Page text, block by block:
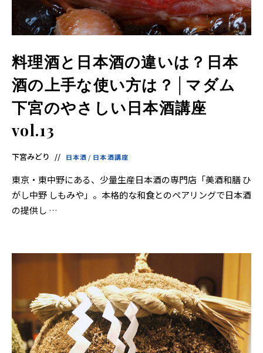
も
あ
り
ま
す。
料理酒と日本酒の違いは？日本
酒の上手な使い方は？│マダム
下宮のやさしい日本酒講座
vol.13
下宮みどり 日本酒 / 日本酒講座
東京・東中野にある、少量生産日本酒の専門店「美酒和膳 ひ
がし中野 しもみや」。本格的な和食とのペアリングで日本酒
の提供し …